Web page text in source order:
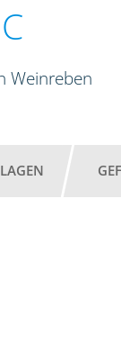
Weinreben